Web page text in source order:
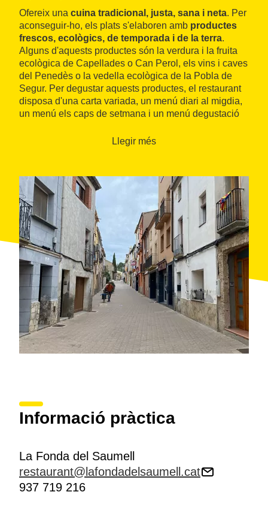
Ofereix una cuina tradicional, justa, sana i neta. Per
aconseguir-ho, els plats s'elaboren amb productes
frescos, ecològics, de temporada i de la terra.
Alguns d'aquests productes són la verdura i la fruita
ecològica de Capellades o Can Perol, els vins i caves
del Penedès o la vedella ecològica de la Pobla de
Segur. Per degustar aquests productes, el restaurant
disposa d'una carta variada, un menú diari al migdia,
un menú els caps de setmana i un menú degustació
A més de la seva creativa proposta gastronòmica,
equival a l'euro i no és material. Aquesta forma de
pagament permet una economia alternativa, més
propera, cooperativa i ecològica.
Llegir més
Informació pràctica
La Fonda del Saumell
restaurant@lafondadelsaumell.cat
937 719 216